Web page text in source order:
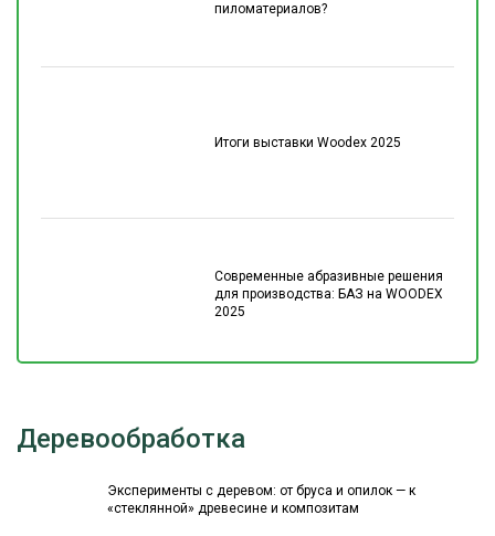
пиломатериалов?
Итоги выставки Woodex 2025
Современные абразивные решения
для производства: БАЗ на WOODEX
2025
Деревообработка
Эксперименты с деревом: от бруса и опилок — к
«стеклянной» древесине и композитам